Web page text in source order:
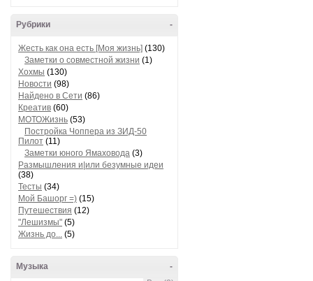
-
Рубрики
Жесть как она есть [Моя жизнь] (130)
Заметки о совместной жизни (1)
Хохмы (130)
Новости (98)
Найдено в Сети (86)
Креатив (60)
МОТОЖизнь (53)
Постройка Чоппера из ЗИД-50
Пилот (11)
Заметки юного Ямаховода (3)
Размышления и|или безумные идеи
(38)
Тесты (34)
Мой Башорг =) (15)
Путешествия (12)
"Лешизмы" (5)
Жизнь до... (5)
-
Музыка